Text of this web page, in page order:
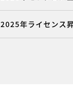
2025年ライセンス